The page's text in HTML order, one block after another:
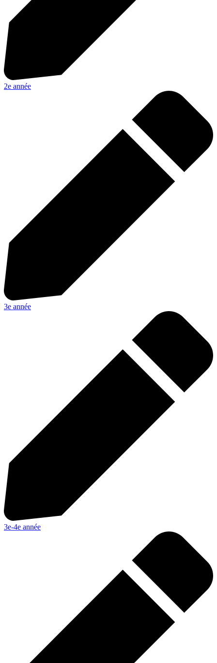
2e année
3e année
3e-4e année